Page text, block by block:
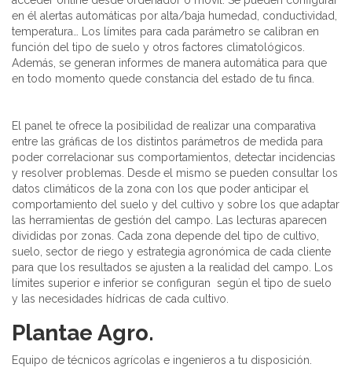
en él alertas automáticas por alta/baja humedad, conductividad,
temperatura… Los límites para cada parámetro se calibran en
función del tipo de suelo y otros factores climatológicos.
Además, se generan informes de manera automática para que
en todo momento quede constancia del estado de tu finca.
El panel te ofrece la posibilidad de realizar una comparativa
entre las gráficas de los distintos parámetros de medida para
poder correlacionar sus comportamientos, detectar incidencias
y resolver problemas. Desde el mismo se pueden consultar los
datos climáticos de la zona con los que poder anticipar el
comportamiento del suelo y del cultivo y sobre los que adaptar
las herramientas de gestión del campo. Las lecturas aparecen
divididas por zonas. Cada zona depende del tipo de cultivo,
suelo, sector de riego y estrategia agronómica de cada cliente
para que los resultados se ajusten a la realidad del campo. Los
límites superior e inferior se configuran según el tipo de suelo
y las necesidades hídricas de cada cultivo.
Plantae Agro.
Equipo de técnicos agrícolas e ingenieros a tu disposición.